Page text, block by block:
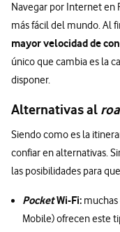
Navegar por Internet en
más fácil del mundo. Al
mayor velocidad de
único que cambia es la
disponer.
Alternativas al
Siendo como es la
confiar en alternativas.
las posibilidades para
PocketWi-Fi:
Mobile) ofrecen este